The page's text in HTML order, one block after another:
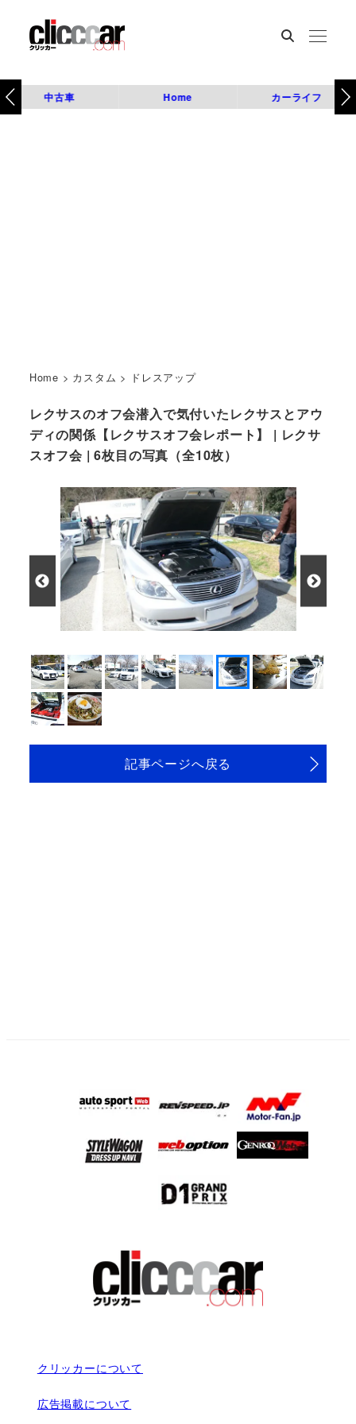
中古車 Home カーライフ
Home > カスタム > ドレスアップ
レクサスのオフ会潜入で気付いたレクサスとアウ
ディの関係【レクサスオフ会レポート】 | レクサ
スオフ会 | 6枚目の写真（全10枚）
記事ページへ戻る
クリッカーについて
広告掲載について